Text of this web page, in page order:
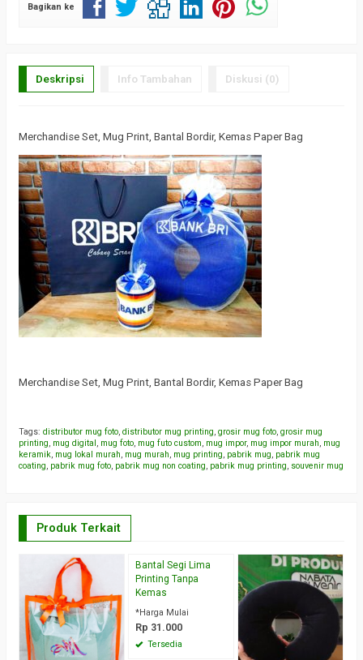
Bagikan ke
Deskripsi Info Tambahan Diskusi (0)
Merchandise Set, Mug Print, Bantal Bordir, Kemas Paper Bag
Merchandise Set, Mug Print, Bantal Bordir, Kemas Paper Bag
Tags: distributor mug foto, distributor mug printing, grosir mug foto, grosir mug
printing, mug digital , mug foto, mug futo custom, mug impor, mug impor murah, mug
keramik, mug lokal murah, mug murah, mug printing, pabrik mug, pabrik mug
coating, pabrik mug foto, pabrik mug non coating, pabrik mug printing, souvenir mug
Produk Terkait
Bantal Segi Lima
Printing Tanpa
Kemas
*Harga Mulai
Rp 31.000
Tersedia